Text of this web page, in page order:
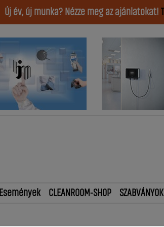
Új év, új munka? Nézze meg az ajánlatokat!
Események CLEANROOM-SHOP SZABVÁNYOK